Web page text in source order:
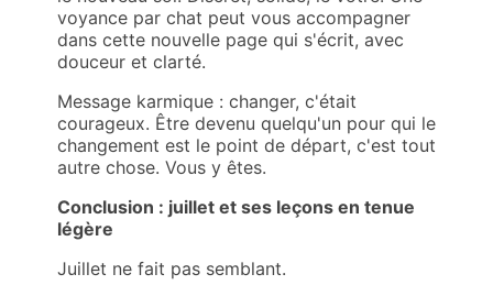
voyance par chat peut vous accompagner
dans cette nouvelle page qui s'écrit, avec
douceur et clarté.
Message karmique : changer, c'était
courageux. Être devenu quelqu'un pour qui le
changement est le point de départ, c'est tout
autre chose. Vous y êtes.
Conclusion : juillet et ses leçons en tenue
légère
Juillet ne fait pas semblant.